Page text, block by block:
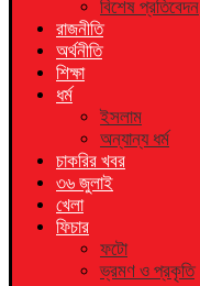
বিশেষ প্রতিবেদন
রাজনীতি
অর্থনীতি
শিক্ষা
ধর্ম
ইসলাম
অন্যান্য ধর্ম
চাকরির খবর
৩৬ জুলাই
খেলা
ফিচার
ফটো
ভ্রমণ ও প্রকৃতি